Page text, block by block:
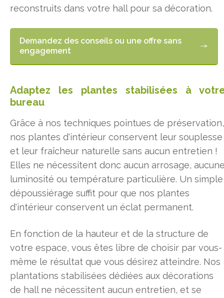
reconstruits dans votre hall pour sa décoration.
Demandez des conseils ou une offre sans
engagement
Adaptez les plantes stabilisées à
bureau
Grâce à nos techniques pointues de préservation,
nos plantes d'intérieur conservent leur souplesse
et leur fraîcheur naturelle sans aucun entretien !
Elles ne nécessitent donc aucun arrosage,
luminosité ou température particulière. Un simple
dépoussiérage suffit pour que nos plantes
d'intérieur conservent un éclat permanent.
En fonction de la hauteur et de la structure de
votre espace, vous êtes libre de choisir par vous-
même le résultat que vous désirez atteindre. Nos
plantations stabilisées dédiées aux décorations
de hall ne nécessitent aucun entretien, et se